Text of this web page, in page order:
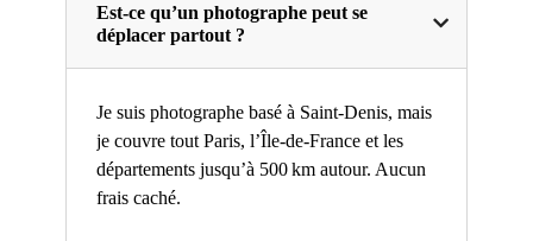
Est-ce qu’un photographe peut se
déplacer partout ?
Je suis photographe basé à Saint-Denis, mais
je couvre tout Paris, l’Île-de-France et les
départements jusqu’à 500 km autour. Aucun
frais caché.